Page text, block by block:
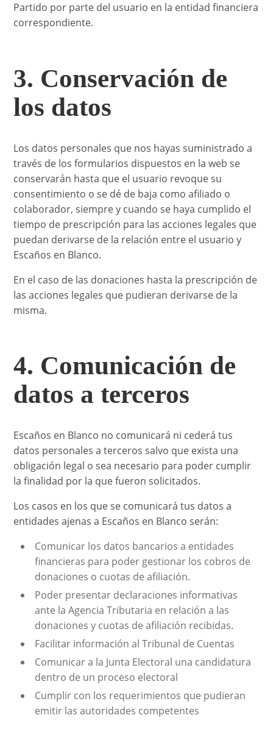
Partido por parte del usuario en la entidad financiera
correspondiente.
3. Conservación de
los datos
Los datos personales que nos hayas suministrado a
través de los formularios dispuestos en la web se
conservarán hasta que el usuario revoque su
consentimiento o se dé de baja como afiliado o
colaborador, siempre y cuando se haya cumplido el
tiempo de prescripción para las acciones legales que
puedan derivarse de la relación entre el usuario y
Escaños en Blanco.
En el caso de las donaciones hasta la prescripción de
las acciones legales que pudieran derivarse de la
misma.
4. Comunicación de
datos a terceros
Escaños en Blanco no comunicará ni cederá tus
datos personales a terceros salvo que exista una
obligación legal o sea necesario para poder cumplir
la finalidad por la que fueron solicitados.
Los casos en los que se comunicará tus datos a
entidades ajenas a Escaños en Blanco serán:
Comunicar los datos bancarios a entidades
financieras para poder gestionar los cobros de
donaciones o cuotas de afiliación.
Poder presentar declaraciones informativas
ante la Agencia Tributaria en relación a las
donaciones y cuotas de afiliación recibidas.
Facilitar información al Tribunal de Cuentas
Comunicar a la Junta Electoral una candidatura
dentro de un proceso electoral
Cumplir con los requerimientos que pudieran
emitir las autoridades competentes